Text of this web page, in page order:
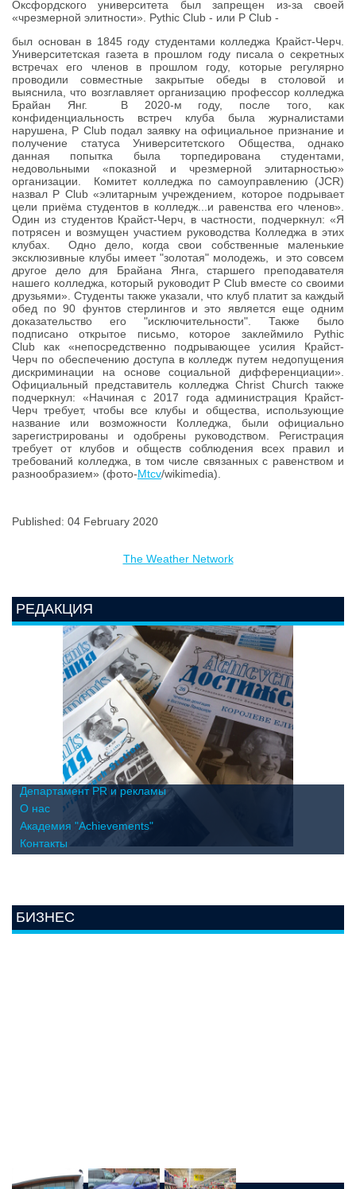
Оксфордского университета был запрещен из-за своей
«чрезмерной элитности». Pythic Club - или P Club -
был основан в 1845 году студентами колледжа Крайст-Черч.
Университетская газета в прошлом году писала о секретных
встречах его членов в прошлом году, которые регулярно
проводили совместные закрытые обеды в столовой и
выяснила, что возглавляет организацию профессор колледжа
Брайан Янг. В 2020-м году, после того, как
конфиденциальность встреч клуба была журналистами
нарушена, P Club подал заявку на официальное признание и
получение статуса Университетского Общества, однако
данная попытка была торпедирована студентами,
недовольными «показной и чрезмерной элитарностью»
организации. Комитет колледжа по самоуправлению (JCR)
назвал P Club «элитарным учреждением, которое подрывает
цели приёма студентов в колледж...и равенства его членов».
Один из студентов Крайст-Черч, в частности, подчеркнул: «Я
потрясен и возмущен участием руководства Колледжа в этих
клубах. Одно дело, когда свои собственные маленькие
эксклюзивные клубы имеет "золотая" молодежь, и это совсем
другое дело для Брайана Янга, старшего преподавателя
нашего колледжа, который руководит P Club вместе со своими
друзьями». Студенты также указали, что клуб платит за каждый
обед по 90 фунтов стерлингов и это является еще одним
доказательство его "исключительности". Также было
подписано открытое письмо, которое заклеймило Pythic
Club как «непосредственно подрывающее усилия Крайст-
Черч по обеспечению доступа в колледж путем недопущения
дискриминации на основе социальной дифференциации».
Официальный представитель колледжа Christ Church также
подчеркнул: «Начиная с 2017 года администрация Крайст-
Черч требует, чтобы все клубы и общества, использующие
название или возможности Колледжа, были официально
зарегистрированы и одобрены руководством. Регистрация
требует от клубов и обществ соблюдения всех правил и
требований колледжа, в том числе связанных с равенством и
разнообразием» (фото-Mtcv/wikimedia).
Published: 04 February 2020
The Weather Network
РЕДАКЦИЯ
Департамент PR и рекламы
О нас
Академия "Achievements"
Контакты
БИЗНЕС